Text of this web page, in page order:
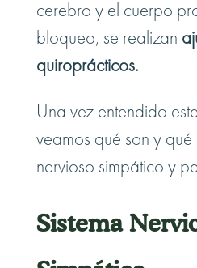
cerebro y el cuerpo
bloqueo, se realizan
quiroprácticos.
Una vez entendido
veamos qué son y qué
nervioso simpático y
Sistema